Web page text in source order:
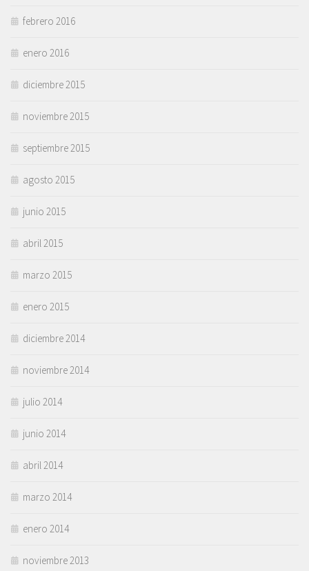
febrero 2016
enero 2016
diciembre 2015
noviembre 2015
septiembre 2015
agosto 2015
junio 2015
abril 2015
marzo 2015
enero 2015
diciembre 2014
noviembre 2014
julio 2014
junio 2014
abril 2014
marzo 2014
enero 2014
noviembre 2013